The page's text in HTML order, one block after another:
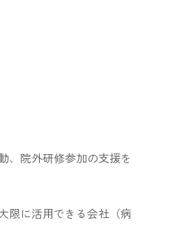
、院外研修参加の支援を
限に活用できる会社（病